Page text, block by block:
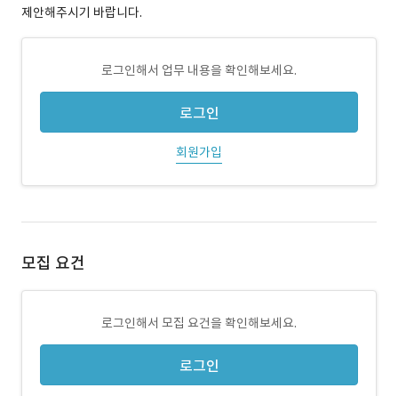
제안해주시기 바랍니다.
로그인해서 업무 내용을 확인해보세요.
로그인
회원가입
모집 요건
로그인해서 모집 요건을 확인해보세요.
로그인